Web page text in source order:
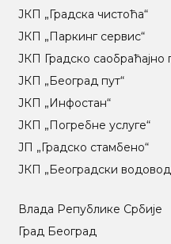
ЈКП „Градска чистоћа“
ЈКП „Паркинг сервис“
ЈКП Градско саобраћајно
ЈКП „Београд пут“
ЈКП „Инфостан“
ЈКП „Погребне услуге“
ЈП „Градско стамбено“
ЈКП „Београдски водовод
Влада Републике Србије
Град Београд